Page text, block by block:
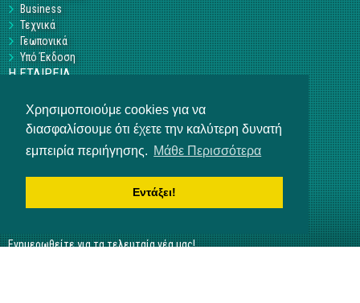
Χρησιμοποιούμε cookies για να
διασφαλίσουμε ότι έχετε την καλύτερη δυνατή
εμπειρία περιήγησης. Μάθε Περισσότερα
Εντάξει!
Business
Τεχνικά
Γεωπονικά
Υπό Έκδοση
Η ΕΤΑΙΡΕΙΑ
Σχετικά με εμάς
Αρ. Γ.Ε.ΜΗ 3840901000
ΒΟΗΘΕΙΑ
Ενημερωθείτε για τα τελευταία νέα μας!